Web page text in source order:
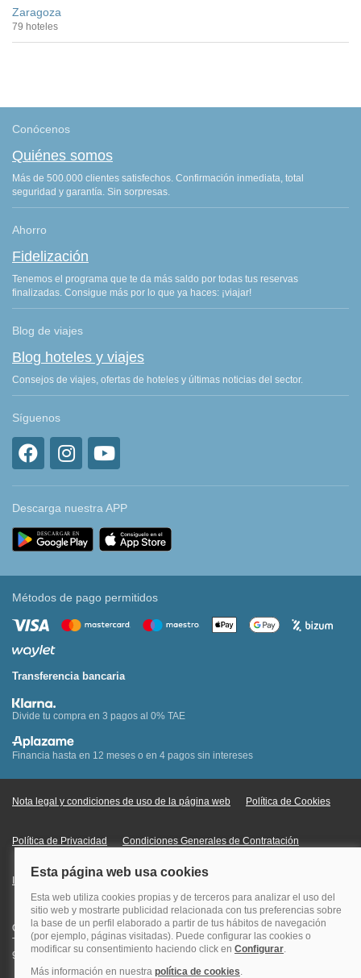
Zaragoza
79 hoteles
Conócenos
Quiénes somos
Más de 500.000 clientes satisfechos. Confirmación inmediata, total
seguridad y garantía. Sin sorpresas.
Ahorro
Fidelización
Tenemos el programa que te da más saldo por todas tus reservas
finalizadas. Consigue más por lo que ya haces: ¡viajar!
Blog de viajes
Blog hoteles y viajes
Consejos de viajes, ofertas de hoteles y últimas noticias del sector.
Síguenos
Descarga nuestra APP
Métodos de pago permitidos
Transferencia bancaria
Divide tu compra en 3 pagos al 0% TAE
Financia hasta en 12 meses o en 4 pagos sin intereses
Nota legal y condiciones de uso de la página web Política de Cookies
Política de Privacidad Condiciones Generales de Contratación
Información Legal sobre Mercados en Línea
Quehoteles.com - Especialistas en hoteles © Copyright Veturis Travel S.A.
Todos los derechos reservados. Autorización nº I-AV0000879.4 Tel: +34
915759999